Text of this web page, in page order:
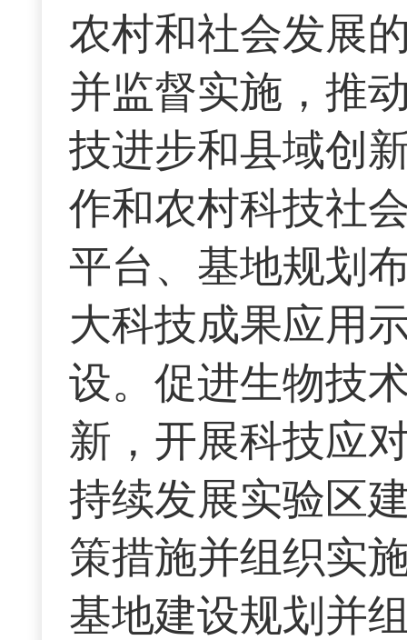
农村和社会发展
并监督实施，推
技进步和县域创
作和农村科技社
平台、基地规划
大科技成果应用
设。促进生物技
新，开展科技应
持续发展实验区
策措施并组织实
基地建设规划并